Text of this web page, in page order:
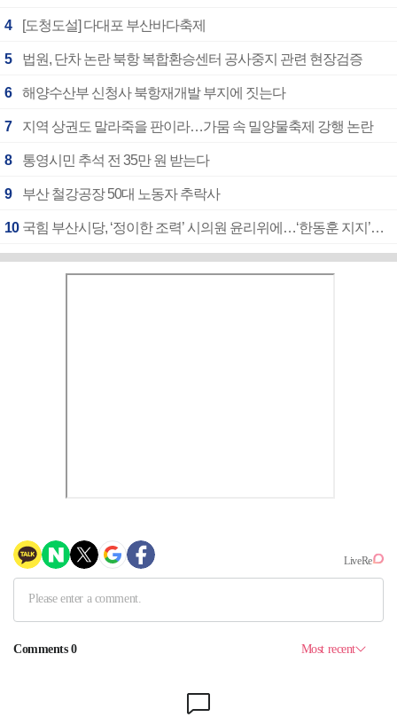
4 [도청도설] 다대포 부산바다축제
5 법원, 단차 논란 북항 복합환승센터 공사중지 관련 현장검증
6 해양수산부 신청사 북항재개발 부지에 짓는다
7 지역 상권도 말라죽을 판이라…가뭄 속 밀양물축제 강행 논란
8 통영시민 추석 전 35만 원 받는다
9 부산 철강공장 50대 노동자 추락사
10 국힘 부산시당, ‘정이한 조력’ 시의원 윤리위에…‘한동훈 지지’도 신고접수